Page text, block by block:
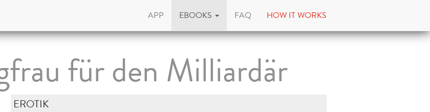
APP EBOOKS FAQ HOW IT WORKS
für den Milliardär
EROTIK